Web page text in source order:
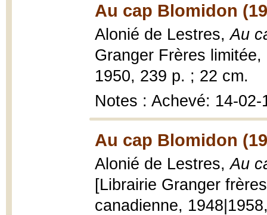
Au cap Blomidon
Alonié de Lestres,Au
Granger Frères
1950, 239 p. ; 22 cm.
Notes : Achevé: 14-02-
Au cap Blomidon
Alonié de Lestres,Au
[Librairie Granger
canadienne,